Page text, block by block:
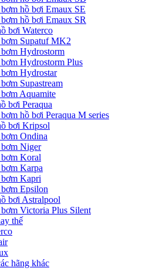
hồ bơi Emaux SE
hồ bơi Emaux SR
bơi Waterco
Supatuf MK2
Hydrostorm
Hydrostorm Plus
Hydrostar
Supastream
Aquamite
bơi Peraqua
hồ bơi Peraqua M series
bơi Kripsol
Ondina
Niger
Koral
Karpa
Kapri
Epsilon
bơi Astralpool
Victoria Plus Silent
thế
hãng khác